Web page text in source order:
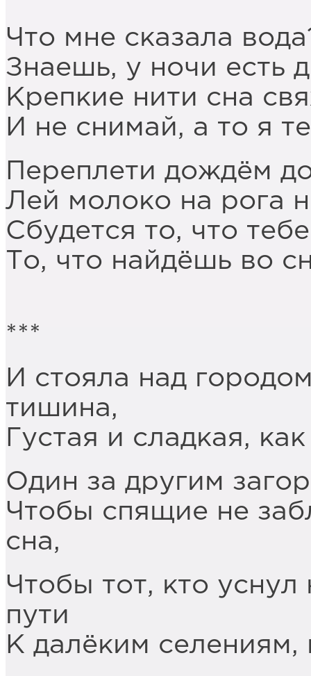
Что мне сказала
Знаешь, у ночи есть
Крепкие нити сна
И не снимай, а то я
Переплети дождём
Лей молоко на рога
Сбудется то, что
То, что найдёшь во
***
И стояла над
тишина,
Густая и сладкая,
Один за другим
Чтобы спящие не
сна,
Чтобы тот, кто уснул
пути
К далёким